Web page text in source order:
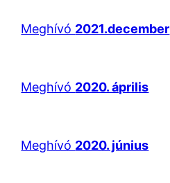
Meghívó 2021.december
Meghívó 2020. április
Meghívó 2020. június